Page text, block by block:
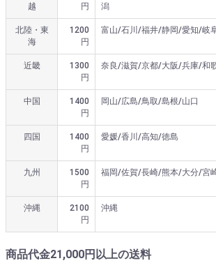
越
円
潟
北陸・東
海
1200
円
富山/石川/福井/静岡/愛知/岐
近畿
1300
円
奈良/滋賀/京都/大阪/兵庫/和
中国
1400
円
岡山/広島/鳥取/島根/山口
四国
1400
円
愛媛/香川/高知/徳島
九州
1500
円
福岡/佐賀/長崎/熊本/大分/宮
沖縄
2100
円
沖縄
商品代金21,000円以上の送料